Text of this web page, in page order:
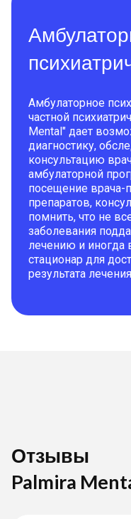
Амбулаторное
частной
Mental" дает
диагностику,
консультацию
амбулаторной
посещение врача-
препаратов,
помнить, что не
заболевания
лечению и иногда
стационар для
результата
Отзывы
Palmira